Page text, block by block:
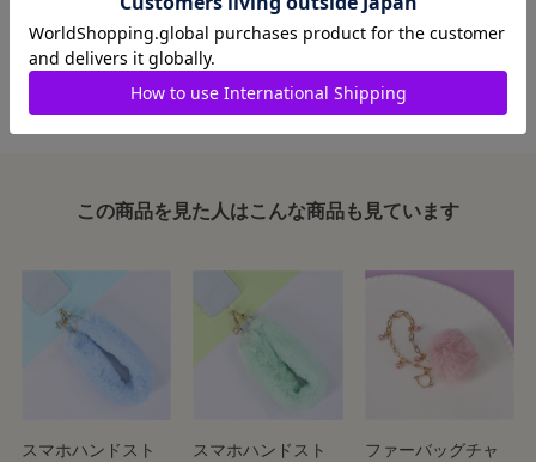
破損については、一切保証いたしかねます。
この商品を見た人はこんな商品も見ています
スマホハンドスト
スマホハンドスト
ファーバッグチャ